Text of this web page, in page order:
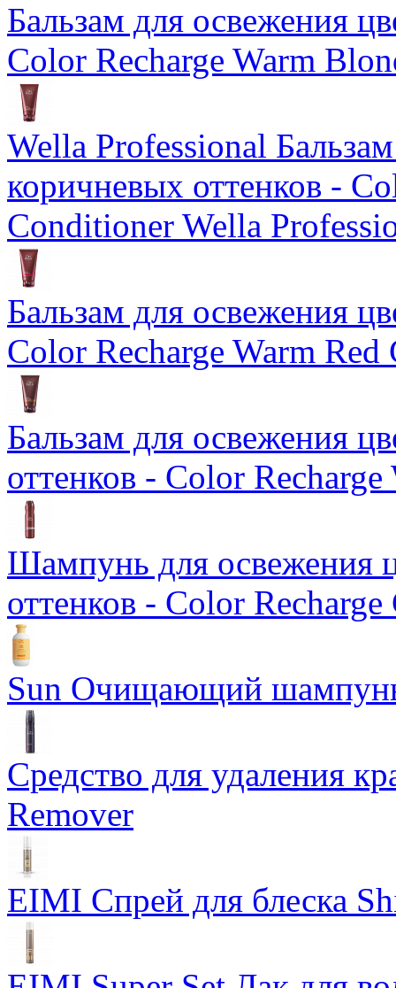
Бальзам для освежения
Color Recharge Warm
Wella Professional
коричневых оттенков -
Conditioner Wella
Бальзам для освежения
Color Recharge Warm
Бальзам для освежения
оттенков - Color
Шампунь для освежения
оттенков - Color
Sun Очищающий
Средство для удаления
Remover
EIMI Спрей для блеска